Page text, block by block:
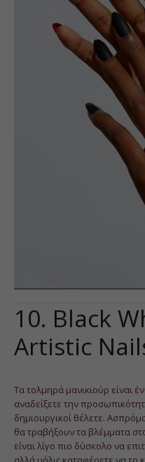
10. Black
Artistic
Τα τολμηρά μανικιούρ είναι
αναδείξετε την
δημιουργικοί θέλετε.
θα τραβήξουν τα βλέμματα
είναι λίγο πιο δύσκολο να